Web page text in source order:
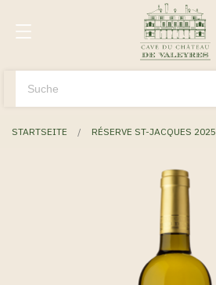
STARTSEITE RÉSERVE ST-JACQUES 2025